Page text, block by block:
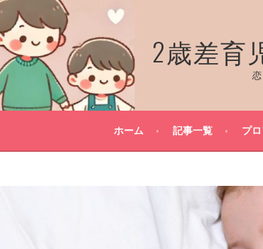
2歳差育
ホーム 記事一覧 プ